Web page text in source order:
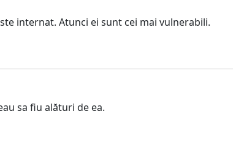
internat. Atunci ei sunt cei mai vulnerabili.
sa fiu alături de ea.